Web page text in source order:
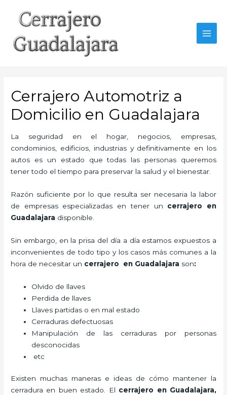
contenido
Cerrajero Automotriz a
Domicilio en Guadalajara
La seguridad en el hogar, negocios, empresas,
condominios, edificios, industrias y definitivamente en los
autos es un estado que todas las personas queremos
tener todo el tiempo para preservar la salud y el bienestar.
Razón suficiente por lo que resulta ser necesaria la labor
de empresas especializadas en tener un cerrajero en
Guadalajara disponible.
Sin embargo, en la prisa del día a día estamos expuestos a
inconvenientes de todo tipo y los casos más comunes a la
hora de necesitar un cerrajero en Guadalajara son:
Olvido de llaves
Perdida de llaves
Llaves partidas o en mal estado
Cerraduras defectuosas
Manipulación de las cerraduras por personas
desconocidas
etc
Existen muchas maneras e ideas de cómo mantener la
cerradura en buen estado. El cerrajero en Guadalajara,